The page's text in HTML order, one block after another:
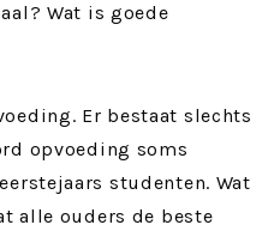
Wat is goede
Er bestaat slechts
opvoeding soms
studenten. Wat
alle ouders de beste